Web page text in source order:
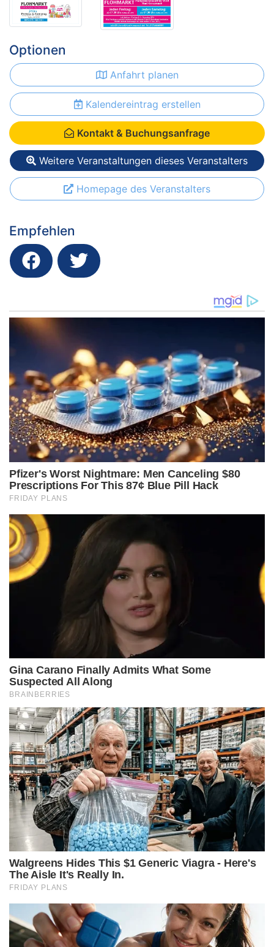
Optionen
Anfahrt planen
Kalendereintrag erstellen
Kontakt & Buchungsanfrage
Weitere Veranstaltungen dieses Veranstalters
Homepage des Veranstalters
Empfehlen